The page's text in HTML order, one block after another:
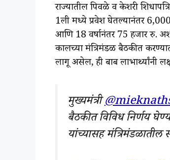
राज्यातील पिवळे व केशरी
1ली मध्ये प्रवेश घेतल्यानंतर
आणि 18 वर्षानंतर 75 हजार रु.
कालच्या मंत्रिमंडळ बैठकीत
लागू असेल, ही बाब लाभार्थ्यांनी
मुख्यमंत्री
बैठकीत विविध निर्णय
यांच्यासह मंत्रिमंडळातील